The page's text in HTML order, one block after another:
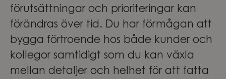
förutsättningar och prioriteringar kan
förändras över tid. Du har förmågan att
bygga förtroende hos både kunder och
kollegor samtidigt som du kan växla
mellan detaljer och helhet för att fatta